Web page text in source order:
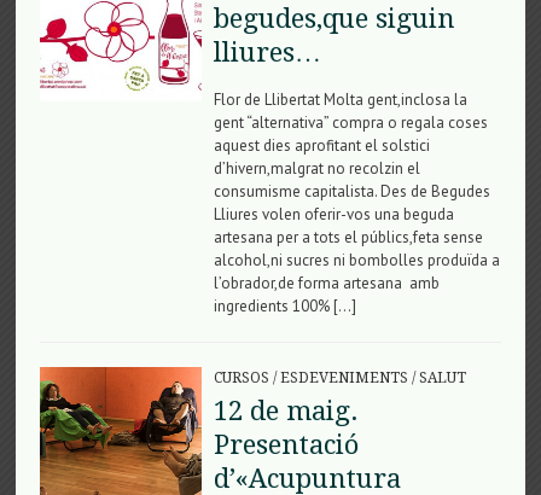
begudes,que siguin
lliures…
Flor de Llibertat Molta gent,inclosa la
gent “alternativa” compra o regala coses
aquest dies aprofitant el solstici
d’hivern,malgrat no recolzin el
consumisme capitalista. Des de Begudes
Lliures volen oferir-vos una beguda
artesana per a tots el públics,feta sense
alcohol,ni sucres ni bombolles produïda a
l’obrador,de forma artesana amb
ingredients 100% […]
CURSOS /ESDEVENIMENTS /SALUT
12 de maig.
Presentació
d’«Acupuntura